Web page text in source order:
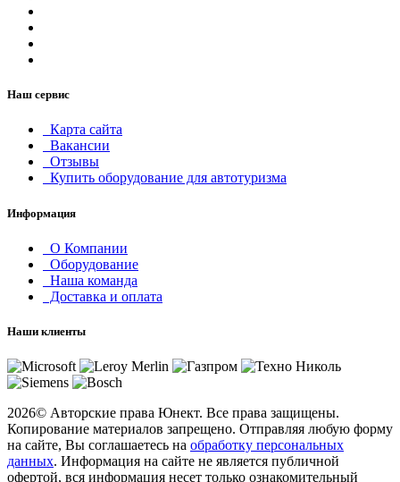
Наш сервис
Карта сайта
Вакансии
Отзывы
Купить оборудование для автотуризма
Информация
О Компании
Оборудование
Наша команда
Доставка и оплата
Наши клиенты
2026© Авторские права Юнект. Все права защищены.
Копирование материалов запрещено. Отправляя любую форму
на сайте, Вы соглашаетесь на обработку персональных
данных. Информация на сайте не является публичной
офертой, вся информация несет только ознакомительный